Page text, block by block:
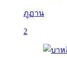
ภูฏาน
2